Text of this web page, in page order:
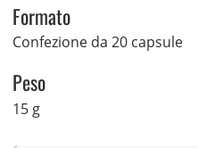
Formato
Confezione da 20 capsule
Peso
15 g